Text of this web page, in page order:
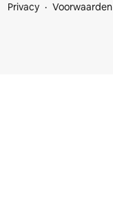
Privacy Voorwaarden